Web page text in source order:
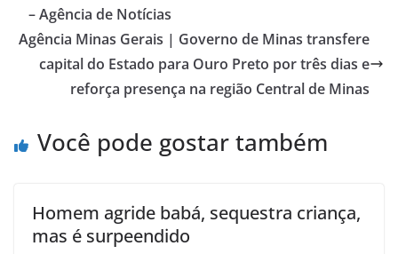
– Agência de Notícias
Agência Minas Gerais | Governo de Minas transfere
capital do Estado para Ouro Preto por três dias e
reforça presença na região Central de Minas
Você pode gostar também
Homem agride babá, sequestra criança,
mas é surpeendido